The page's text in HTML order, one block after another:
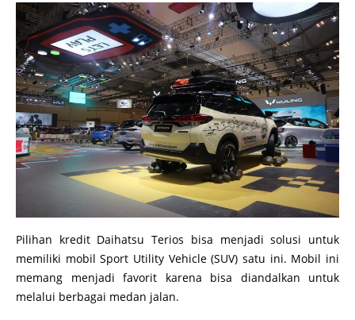
Pilihan kredit Daihatsu Terios bisa menjadi solusi untuk
memiliki mobil Sport Utility Vehicle (SUV) satu ini. Mobil ini
memang menjadi favorit karena bisa diandalkan untuk
melalui berbagai medan jalan.